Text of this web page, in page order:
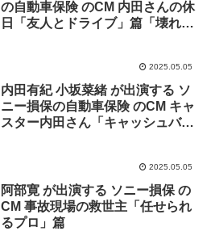
の自動車保険 のCM 内田さんの休
日「友人とドライブ」篇「壊れた
2025.05.05
内田有紀 小坂菜緒 が出演する ソ
ニー損保の自動車保険 のCM キャ
スター内田さん「キャッシュバッ
2025.05.05
阿部寛 が出演する ソニー損保 の
CM 事故現場の救世主「任せられ
るプロ」篇